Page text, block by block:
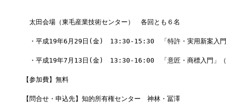
太田会場（東毛産業技術センター）　各回とも６名
・平成19年6月29日(金)　13:30-15:30　「特許・実用新案入門
・平成19年7月13日(金)　13:30-16:00　「意匠・商標入門」
【参加費】無料
【問合せ・申込先】知的所有権センター　神林・冨澤